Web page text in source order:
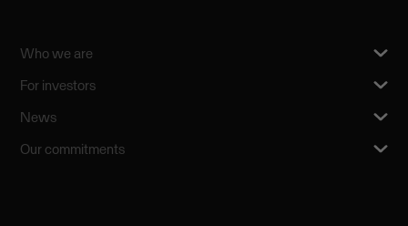
Who we are
For investors
News
Our commitments